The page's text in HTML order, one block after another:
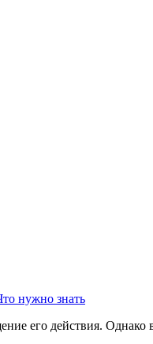
его действия.